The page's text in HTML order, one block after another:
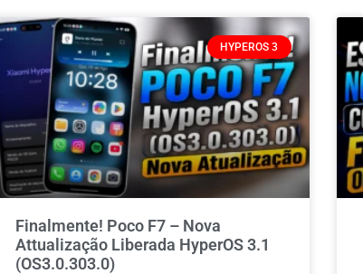
HYPEROS 3
Finalmente! Poco F7 – Nova
Attualização Liberada HyperOS 3.1
(OS3.0.303.0)